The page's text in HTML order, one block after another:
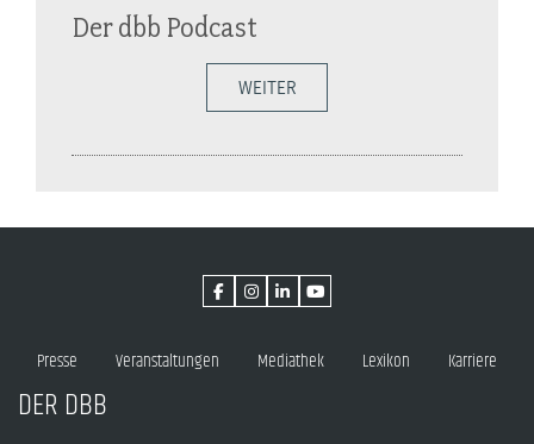
Der dbb Podcast
WEITER
Presse Veranstaltungen Mediathek Lexikon Karriere
DER DBB